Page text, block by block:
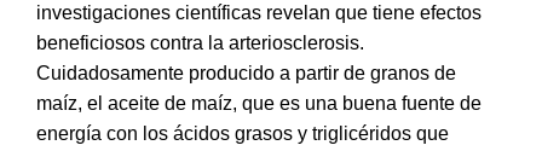
investigaciones científicas revelan que tiene efectos
beneficiosos contra la arteriosclerosis.
Cuidadosamente producido a partir de granos de
maíz, el aceite de maíz, que es una buena fuente de
energía con los ácidos grasos y triglicéridos que